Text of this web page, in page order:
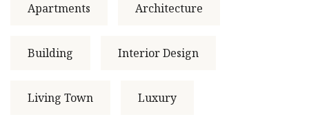
Apartments Architecture
Building Interior Design
Living Town Luxury